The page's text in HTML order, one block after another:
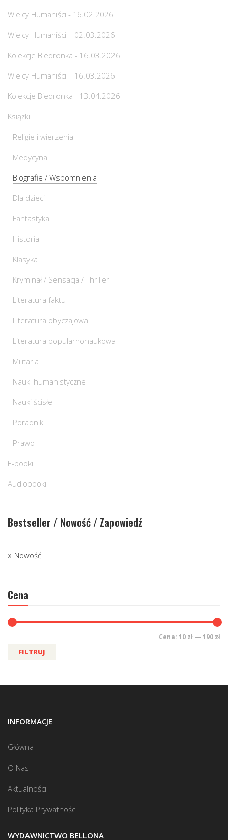
Wielcy Humaniści - 16.02.2026
Wielcy Humaniści – 02.03.2026
Kolekcje Biedronka - 16.03.2026
Wielcy Humaniści – 16.03.2026
Kolekcje Biedronka - 13.04.2026
Książki
Religie i wierzenia
Medycyna
Biografie / Wspomnienia
Dla dzieci
Fantastyka
Historia
Klasyka
Kryminał / Sensacja / Thriller
Literatura faktu
Literatura obyczajowa
Literatura popularnonaukowa
Militaria
Nauki humanistyczne
Nauki ścisłe
Poradniki
Prawo
E-booki
Audiobooki
Bestseller / Nowość / Zapowiedź
Nowość
Cena
FILTRUJ
Cena: 10 zł — 190 zł
INFORMACJE
Główna
O Nas
Aktualności
Polityka Prywatności
WYDAWNICTWO BELLONA